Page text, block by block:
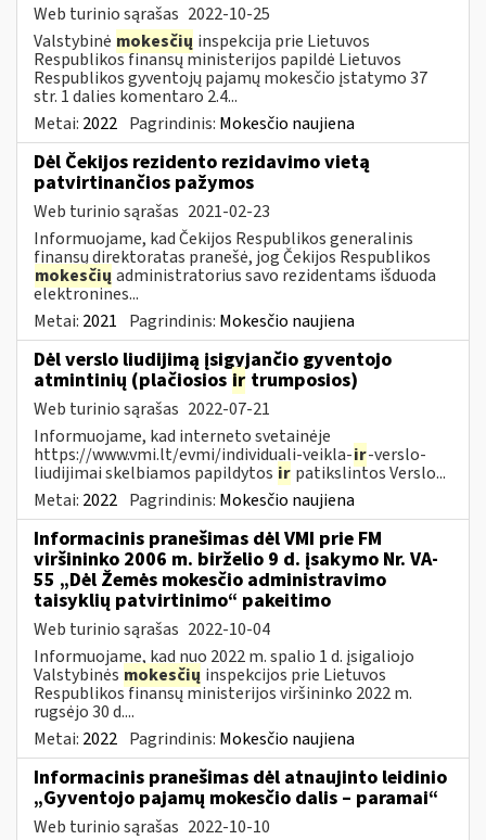
Web turinio sąrašas 2022-10-25
Valstybinė mokesčių inspekcija prie Lietuvos
Respublikos finansų ministerijos papildė Lietuvos
Respublikos gyventojų pajamų mokesčio įstatymo 37
str. 1 dalies komentaro 2.4...
Metai: 2022 Pagrindinis: Mokesčio naujiena
Dėl Čekijos rezidento rezidavimo vietą
patvirtinančios pažymos
Web turinio sąrašas 2021-02-23
Informuojame, kad Čekijos Respublikos generalinis
finansų direktoratas pranešė, jog Čekijos Respublikos
mokesčių administratorius savo rezidentams išduoda
elektronines...
Metai: 2021 Pagrindinis: Mokesčio naujiena
Dėl verslo liudijimą įsigyjančio gyventojo
atmintinių (plačiosios ir trumposios)
Web turinio sąrašas 2022-07-21
Informuojame, kad interneto svetainėje
https://www.vmi.lt/evmi/individuali-veikla-ir-verslo-
liudijimai skelbiamos papildytos ir patikslintos Verslo...
Metai: 2022 Pagrindinis: Mokesčio naujiena
Informacinis pranešimas dėl VMI prie FM
viršininko 2006 m. birželio 9 d. įsakymo Nr. VA-
55 „Dėl Žemės mokesčio administravimo
taisyklių patvirtinimo“ pakeitimo
Web turinio sąrašas 2022-10-04
Informuojame, kad nuo 2022 m. spalio 1 d. įsigaliojo
Valstybinės mokesčių inspekcijos prie Lietuvos
Respublikos finansų ministerijos viršininko 2022 m.
rugsėjo 30 d....
Metai: 2022 Pagrindinis: Mokesčio naujiena
Informacinis pranešimas dėl atnaujinto leidinio
„Gyventojo pajamų mokesčio dalis – paramai“
Web turinio sąrašas 2022-10-10